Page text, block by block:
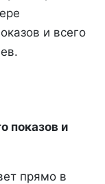
и всего
показов и
прямо в